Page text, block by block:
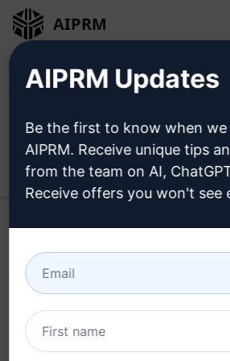
AIPRM
Probieren Sie
Prompt
AIPRM Updates
Be the first to know when we
AIPRM. Receive unique tips
from the team on AI,
Receive offers you won't see